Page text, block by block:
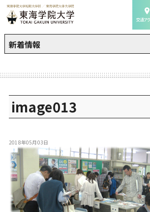
新着情報
image013
2018年05月03日